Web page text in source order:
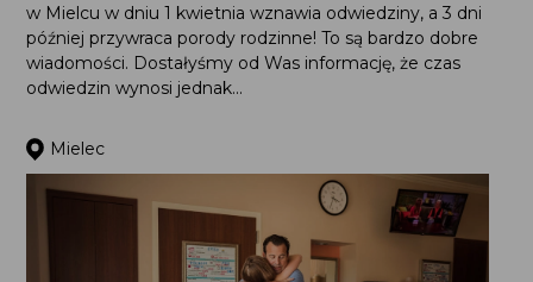
w Mielcu w dniu 1 kwietnia wznawia odwiedziny, a 3 dni
później przywraca porody rodzinne! To są bardzo dobre
wiadomości. Dostałyśmy od Was informację, że czas
odwiedzin wynosi jednak...
Mielec